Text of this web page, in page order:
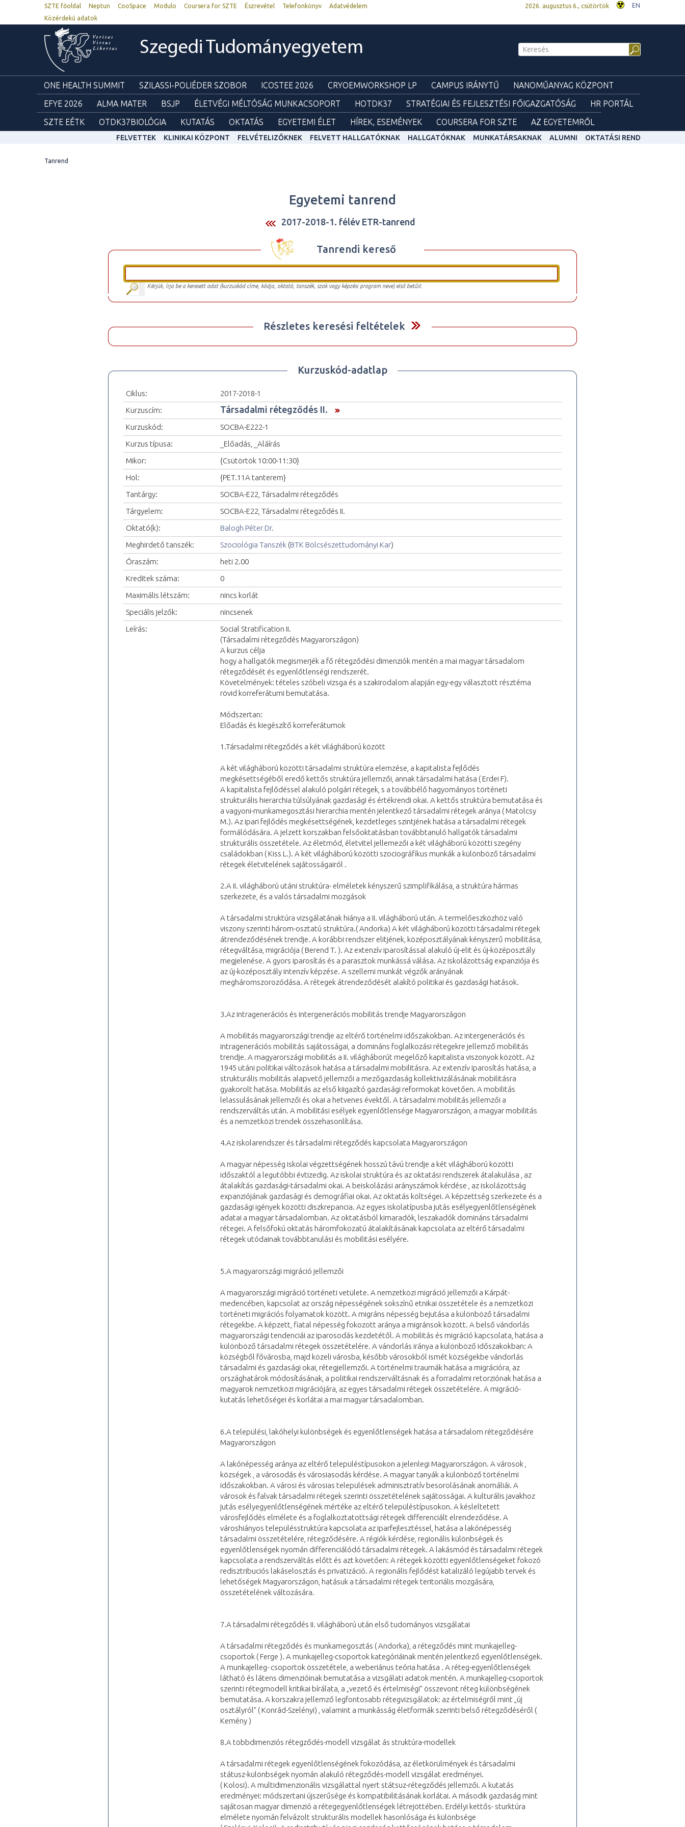
SZTE főoldal Neptun CooSpace Modulo Coursera for SZTE Észrevétel Telefonkönyv
Adatvédelem
Közérdekű adatok
2026. augusztus 6., csütörtök EN
Szegedi Tudományegyetem
ONE HEALTH SUMMIT SZILASSI-POLIÉDER SZOBOR ICOSTEE 2026 CRYOEMWORKSHOP LP CAMPUS IRÁNYTŰ
NANOMŰANYAG KÖZPONT
EFYE 2026
ALMA MATER BSJP ÉLETVÉGI MÉLTÓSÁG MUNKACSOPORT HOTDK37 STRATÉGIAI ÉS FEJLESZTÉSI FŐIGAZGATÓSÁG
HR PORTÁL
SZTE EÉTK
OTDK37BIOLÓGIA KUTATÁS OKTATÁS EGYETEMI ÉLET HÍREK, ESEMÉNYEK COURSERA FOR SZTE AZ EGYETEMRŐL
FELVETTEK KLINIKAI KÖZPONT FELVÉTELIZŐKNEK FELVETT HALLGATÓKNAK HALLGATÓKNAK MUNKATÁRSAKNAK ALUMNI OKTATÁSI REND
Tanrend
Egyetemi tanrend
2017-2018-1. félév ETR-tanrend
Tanrendi kereső
Kérjük, írja be a keresett adat (kurzuskód címe, kódja, oktató, tanszék, szak vagy képzési program neve) első betűit.
Részletes keresési feltételek
Kurzuskód-adatlap
Ciklus:
2017-2018-1
Kurzuscím:
Társadalmi rétegződés II.
Kurzuskód:
SOCBA-E222-1
Kurzus típusa:
_Előadás, _Aláírás
Mikor:
{Csütörtök 10:00-11:30}
Hol:
{PET.11A tanterem}
Tantárgy:
SOCBA-E22, Társadalmi rétegződés
Tárgyelem:
SOCBA-E22, Társadalmi rétegződés II.
Oktató(k):
Balogh Péter Dr.
Meghirdető tanszék:
Szociológia Tanszék (BTK Bölcsészettudományi Kar)
Óraszám:
heti 2.00
Kreditek száma:
0
Maximális létszám:
nincs korlát
Speciális jelzők:
nincsenek
Leírás:
Social Stratification II.
(Társadalmi rétegződés Magyarországon)
A kurzus célja
hogy a hallgatók megismerjék a fő rétegződési dimenziók mentén a mai magyar társadalom
rétegződését és egyenlőtlenségi rendszerét.
Követelmények: tételes szóbeli vizsga és a szakirodalom alapján egy-egy választott résztéma
rövid korreferátumi bemutatása.
Módszertan:
Előadás és kiegészítő korreferátumok
1.Társadalmi rétegződés a két világháború között
A két világháború közötti társadalmi struktúra elemzése, a kapitalista fejlődés
megkésettségéből eredő kettős struktúra jellemzői, annak társadalmi hatása ( Erdei F).
A kapitalista fejlődéssel alakuló polgári rétegek, s a továbbélő hagyományos történeti
strukturális hierarchia túlsúlyának gazdasági és értékrendi okai. A kettős struktúra bemutatása és
a vagyoni-munkamegosztási hierarchia mentén jelentkező társadalmi rétegek aránya ( Matolcsy
M.). Az ipari fejlődés megkésettségének, kezdetleges szintjének hatása a társadalmi rétegek
formálódására. A jelzett korszakban felsőoktatásban továbbtanuló hallgatók társadalmi
strukturális összetétele. Az életmód, életvitel jellemezői a két világháború közötti szegény
családokban ( Kiss L.). A két világháború közötti szociográfikus munkák a különböző társadalmi
rétegek életvitelének sajátosságairól .
2.A II. világháború utáni struktúra- elméletek kényszerű szimplifikálása, a struktúra hármas
szerkezete, és a valós társadalmi mozgások
A társadalmi struktúra vizsgálatának hiánya a II. világháború után. A termelőeszközhöz való
viszony szerinti három-osztatú struktúra.( Andorka) A két világháború közötti társadalmi rétegek
átrendeződésének trendje. A korábbi rendszer elitjének, középosztályának kényszerű mobilitása,
rétegváltása, migrációja ( Berend T. ). Az extenzív iparosítással alakuló új-elit és új-középosztály
megjelenése. A gyors iparosítás és a parasztok munkássá válása. Az iskolázottság expanziója és
az új-középosztály intenzív képzése. A szellemi munkát végzők arányának
megháromszorozódása. A rétegek átrendeződését alakító politikai és gazdasági hatások.
3.Az intragenerációs és intergenerációs mobilitás trendje Magyarországon
A mobilitás magyarországi trendje az eltérő történelmi időszakokban. Az intergenerációs és
intragenerációs mobilitás sajátosságai, a domináns foglalkozási rétegekre jellemző mobilitás
trendje. A magyarországi mobilitás a II. világháborút megelőző kapitalista viszonyok között. Az
1945 utáni politikai változások hatása a társadalmi mobilitásra. Az extenzív iparosítás hatása, a
strukturális mobilitás alapvető jellemzői a mezőgazdaság kollektivizálásának mobilitásra
gyakorolt hatása. Mobilitás az első kiigazító gazdasági reformokat követően. A mobilitás
lelassulásának jellemzői és okai a hetvenes évektől. A társadalmi mobilitás jellemzői a
rendszerváltás után. A mobilitási esélyek egyenlőtlensége Magyarországon, a magyar mobilitás
és a nemzetközi trendek összehasonlítása.
4.Az iskolarendszer és társadalmi rétegződés kapcsolata Magyarországon
A magyar népesség iskolai végzettségének hosszú távú trendje a két világháború közötti
időszaktól a legutóbbi évtizedig. Az iskolai struktúra és az oktatási rendszerek átalakulása , az
átalakítás gazdasági-társadalmi okai. A beiskolázási arányszámok kérdése , az iskolázottság
expanziójának gazdasági és demográfiai okai. Az oktatás költségei. A képzettség szerkezete és a
gazdasági igények közötti diszkrepancia. Az egyes iskolatípusba jutás esélyegyenlőtlenségének
adatai a magyar társadalomban. Az oktatásból kimaradók, leszakadók domináns társadalmi
rétegei. A felsőfokú oktatás háromfokozatú átalakításának kapcsolata az eltérő társadalmi
rétegek utódainak továbbtanulási és mobilitási esélyére.
5.A magyarországi migráció jellemzői
A magyarországi migráció történeti vetülete. A nemzetközi migráció jellemzői a Kárpát-
medencében, kapcsolat az ország népességének sokszínű etnikai összetétele és a nemzetközi
történeti migrációs folyamatok között. A migráns népesség bejutása a különböző társadalmi
rétegekbe. A képzett, fiatal népesség fokozott aránya a migránsok között. A belső vándorlás
magyarországi tendenciái az iparosodás kezdetétől. A mobilitás és migráció kapcsolata, hatása a
különböző társadalmi rétegek összetételére. A vándorlás iránya a különböző időszakokban: A
községből fővárosba, majd közeli városba, később városokból ismét községekbe vándorlás
társadalmi és gazdasági okai, rétegjellemzői. A történelmi traumák hatása a migrációra, az
országhatárok módosításának, a politikai rendszerváltásnak és a forradalmi retorziónak hatása a
magyarok nemzetközi migrációjára, az egyes társadalmi rétegek összetételére. A migráció-
kutatás lehetőségei és korlátai a mai magyar társadalomban.
6.A települési, lakóhelyi különbségek és egyenlőtlenségek hatása a társadalom rétegződésére
Magyarországon
A lakónépesség aránya az eltérő településtípusokon a jelenlegi Magyarországon. A városok ,
községek , a városodás és városiasodás kérdése. A magyar tanyák a különböző történelmi
időszakokban. A városi és városias települések adminisztratív besorolásának anomáliái. A
városok és falvak társadalmi rétegek szerinti összetételének sajátosságai. A kulturális javakhoz
jutás esélyegyenlőtlenségének mértéke az eltérő településtípusokon. A késleltetett
városfejlődés elmélete és a foglalkoztatottsági rétegek differenciált elrendeződése. A
városhiányos településstruktúra kapcsolata az iparfejlesztéssel, hatása a lakónépesség
társadalmi összetételére, rétegződésére. A régiók kérdése, regionális különbségek és
egyenlőtlenségek nyomán differenciálódó társadalmi rétegek. A lakásmód és társadalmi rétegek
kapcsolata a rendszerváltás előtt és azt követően: A rétegek közötti egyenlőtlenségeket fokozó
redisztribuciós lakáselosztás és privatizáció. A regionális fejlődést katalizáló legújabb tervek és
lehetőségek Magyarországon, hatásuk a társadalmi rétegek teritoriális mozgására,
összetételének változására.
7.A társadalmi rétegződés II. világháború után első tudományos vizsgálatai
A társadalmi rétegződés és munkamegosztás ( Andorka), a rétegződés mint munkajelleg-
csoportok ( Ferge ). A munkajelleg-csoportok kategóriáinak mentén jelentkező egyenlőtlenségek.
A munkajelleg- csoportok összetétele, a weberiánus teória hatása . A réteg-egyenlőtlenségek
látható és látens dimenzióinak bemutatása a vizsgálati adatok mentén. A munkajelleg-csoportok
szerinti rétegmodell kritikai bírálata, a „vezető és értelmiségi” összevont réteg különbségének
bemutatása. A korszakra jellemző legfontosabb rétegvizsgálatok: az értelmiségről mint „új
osztályról” ( Konrád-Szelényi) , valamint a munkásság életformák szerinti belső rétegződéséről (
Kemény )
8.A többdimenziós rétegződés-modell vizsgálat ás struktúra-modellek
A társadalmi rétegek egyenlőtlenségének fokozódása, az életkörülmények és társadalmi
státusz-különbségek nyomán alakuló rétegződés-modell vizsgálat eredményei.
( Kolosi). A multidimenzionális vizsgálattal nyert státsuz-rétegződés jellemzői. A kutatás
eredményei: módszertani újszerűsége és kompatibilitásának korlátai. A második gazdaság mint
sajátosan magyar dimenzió a rétegegyenlőtlenségek létrejöttében. Erdélyi kettős- sturktúra
elmélete nyomán felvázolt strukturális modellek hasonlósága és különbsége